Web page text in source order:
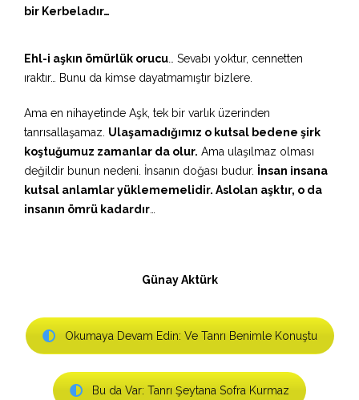
bir Kerbeladır…
Ehl-i aşkın ömürlük orucu … Sevabı yoktur, cennetten
ıraktır… Bunu da kimse dayatmamıştır bizlere.
Ama en nihayetinde Aşk, tek bir varlık üzerinden
tanrısallaşamaz. Ulaşamadığımız o kutsal bedene şirk
koştuğumuz zamanlar da olur. Ama ulaşılmaz olması
değildir bunun nedeni. İnsanın doğası budur. İnsan insana
kutsal anlamlar yüklememelidir. Aslolan aşktır, o da
insanın ömrü kadardır
Günay Aktürk
Okumaya Devam Edin: Ve Tanrı Benimle Konuştu
Bu da Var: Tanrı Şeytana Sofra Kurmaz